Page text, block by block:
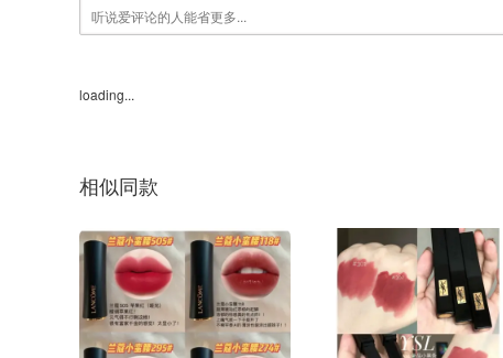
loading...
相似同款